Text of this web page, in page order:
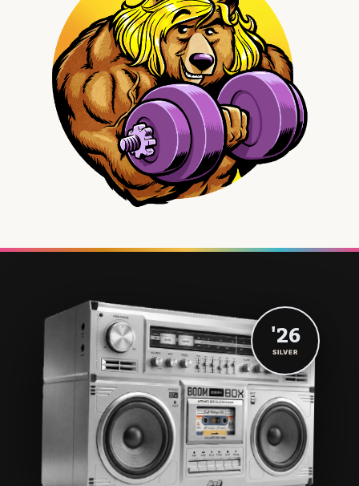
'26
SILVER